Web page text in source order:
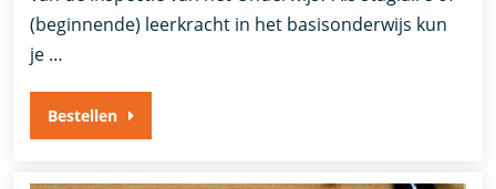
(beginnende) leerkracht in het basisonderwijs kun
je …
Bestellen